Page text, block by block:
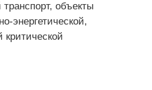
объекты
энергетической,